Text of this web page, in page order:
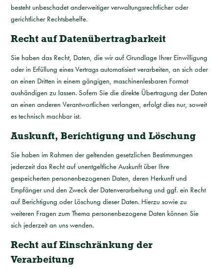
besteht unbeschadet anderweitiger verwaltungsrechtlicher oder
gerichtlicher Rechtsbehelfe.
Recht auf Daten­übertrag­barkeit
Sie haben das Recht, Daten, die wir auf Grundlage Ihrer Einwilligung
oder in Erfüllung eines Vertrags automatisiert verarbeiten, an sich oder
an einen Dritten in einem gängigen, maschinenlesbaren Format
aushändigen zu lassen. Sofern Sie die direkte Übertragung der Daten
an einen anderen Verantwortlichen verlangen, erfolgt dies nur, soweit
es technisch machbar ist.
Auskunft, Berichtigung und Löschung
Sie haben im Rahmen der geltenden gesetzlichen Bestimmungen
jederzeit das Recht auf unentgeltliche Auskunft über Ihre
gespeicherten personenbezogenen Daten, deren Herkunft und
Empfänger und den Zweck der Datenverarbeitung und ggf. ein Recht
auf Berichtigung oder Löschung dieser Daten. Hierzu sowie zu
weiteren Fragen zum Thema personenbezogene Daten können Sie
sich jederzeit an uns wenden.
Recht auf Einschränkung der
Verarbeitung